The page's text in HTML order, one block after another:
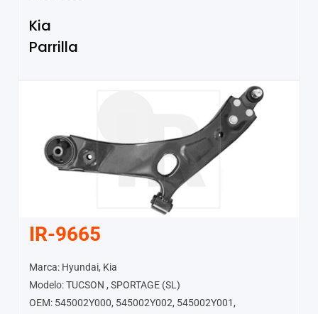
Kia
Parrilla
IR-9665
Marca: Hyundai, Kia
Modelo: TUCSON , SPORTAGE (SL)
OEM: 545002Y000, 545002Y002, 545002Y001,